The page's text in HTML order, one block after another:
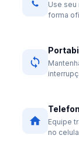
Use seu
forma
Equipe
no